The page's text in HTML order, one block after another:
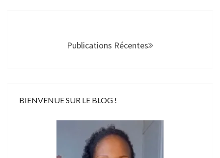
Publications Récentes
BIENVENUE SUR LE BLOG !